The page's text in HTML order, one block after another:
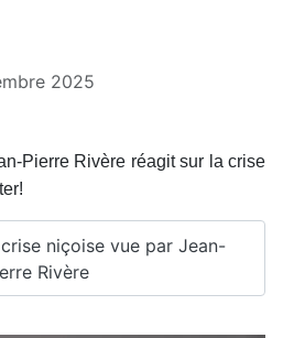
2025
Pierre Rivère réagit sur la crise
niçoise vue par Jean-
Rivère